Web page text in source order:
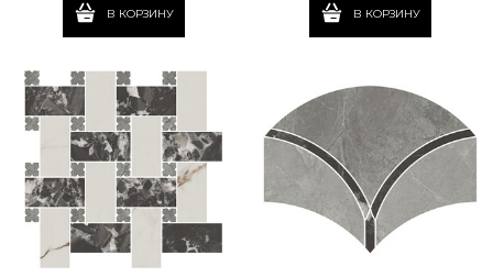
В КОРЗИНУ В КОРЗИНУ